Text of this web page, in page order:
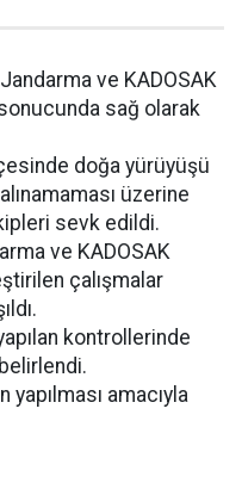
ve KADOSAK
sağ olarak
doğa yürüyüşü
üzerine
sevk edildi.
ve KADOSAK
çalışmalar
kontrollerinde
amacıyla